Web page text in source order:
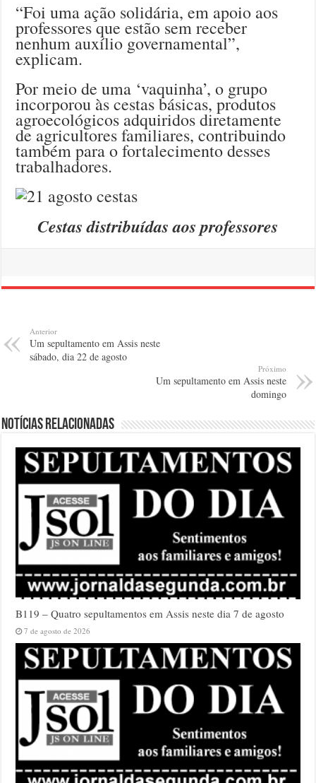
“Foi uma ação solidária, em apoio aos
professores que estão sem receber
nenhum auxílio governamental”,
explicam.
Por meio de uma ‘vaquinha’, o grupo
incorporou às cestas básicas, produtos
agroecológicos adquiridos diretamente
de agricultores familiares, contribuindo
também para o fortalecimento desses
trabalhadores.
Cestas distribuídas aos professores
Anterior
Um sepultamento em Assis neste
sábado, dia 22 de agosto
Próximo
Um sepultamento em Assis neste
domingo
Notícias relacionadas
B119 – Quatro sepultamentos em Assis neste dia 7 de agosto
7 de agosto de 2026